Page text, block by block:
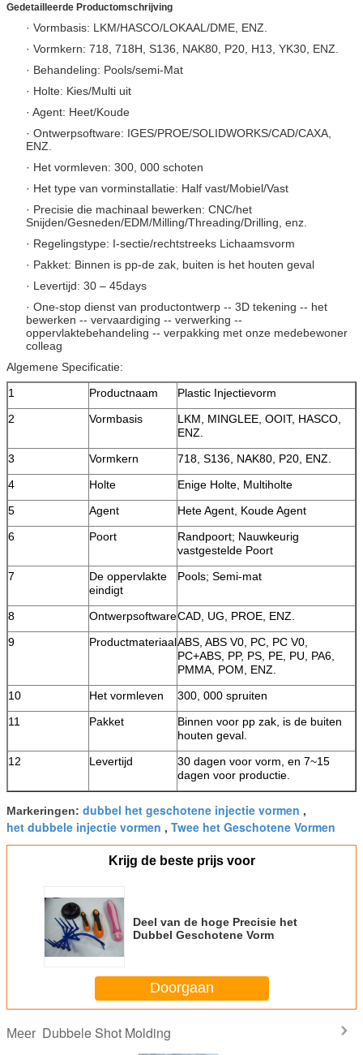
Gedetailleerde Productomschrijving
· Vormbasis: LKM/HASCO/LOKAAL/DME, ENZ.
· Vormkern: 718, 718H, S136, NAK80, P20, H13, YK30, ENZ.
· Behandeling: Pools/semi-Mat
· Holte: Kies/Multi uit
· Agent: Heet/Koude
· Ontwerpsoftware: IGES/PROE/SOLIDWORKS/CAD/CAXA,
ENZ.
· Het vormleven: 300, 000 schoten
· Het type van vorminstallatie: Half vast/Mobiel/Vast
· Precisie die machinaal bewerken: CNC/het
Snijden/Gesneden/EDM/Milling/Threading/Drilling, enz.
· Regelingstype: I-sectie/rechtstreeks Lichaamsvorm
· Pakket: Binnen is pp-de zak, buiten is het houten geval
· Levertijd: 30 – 45days
· One-stop dienst van productontwerp -- 3D tekening -- het
bewerken -- vervaardiging -- verwerking --
oppervlaktebehandeling -- verpakking met onze medebewoner
colleag
Algemene Specificatie:
1
Productnaam
Plastic Injectievorm
2
Vormbasis
LKM, MINGLEE, OOIT, HASCO,
ENZ.
3
Vormkern
718, S136, NAK80, P20, ENZ.
4
Holte
Enige Holte, Multiholte
5
Agent
Hete Agent, Koude Agent
6
Poort
Randpoort; Nauwkeurig
vastgestelde Poort
7
De oppervlakte
eindigt
Pools; Semi-mat
8 OntwerpsoftwareCAD, UG, PROE, ENZ.
9
ProductmateriaalABS, ABS V0, PC, PC V0,
PC+ABS, PP, PS, PE, PU, PA6,
PMMA, POM, ENZ.
10
Het vormleven
300, 000 spruiten
11
Pakket
Binnen voor pp zak, is de buiten
houten geval.
12
Levertijd
30 dagen voor vorm, en 7~15
dagen voor productie.
Markeringen: dubbel het geschotene injectie vormen ,
het dubbele injectie vormen , Twee het Geschotene Vormen
Krijg de beste prijs voor
Deel van de hoge Precisie het
Dubbel Geschotene Vorm
Doorgaan
Meer Dubbele Shot Molding